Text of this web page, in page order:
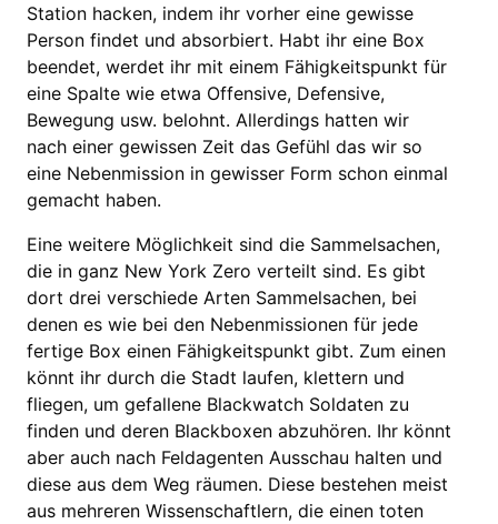
Station hacken, indem ihr vorher eine gewisse
Person findet und absorbiert. Habt ihr eine Box
beendet, werdet ihr mit einem Fähigkeitspunkt für
eine Spalte wie etwa Offensive, Defensive,
Bewegung usw. belohnt. Allerdings hatten wir
nach einer gewissen Zeit das Gefühl das wir so
eine Nebenmission in gewisser Form schon einmal
gemacht haben.
Eine weitere Möglichkeit sind die Sammelsachen,
die in ganz New York Zero verteilt sind. Es gibt
dort drei verschiede Arten Sammelsachen, bei
denen es wie bei den Nebenmissionen für jede
fertige Box einen Fähigkeitspunkt gibt. Zum einen
könnt ihr durch die Stadt laufen, klettern und
fliegen, um gefallene Blackwatch Soldaten zu
finden und deren Blackboxen abzuhören. Ihr könnt
aber auch nach Feldagenten Ausschau halten und
diese aus dem Weg räumen. Diese bestehen meist
aus mehreren Wissenschaftlern, die einen toten